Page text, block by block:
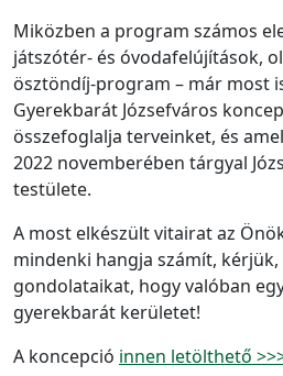
Miközben a program számos
játszótér- és óvodafelújítások,
ösztöndíj-program – már most
Gyerekbarát Józsefváros
összefoglalja terveinket, és
2022 novemberében tárgyal
testülete.
A most elkészült vitairat az
mindenki hangja számít,
gondolataikat, hogy valóban
gyerekbarát kerületet!
A koncepció innen letölthető